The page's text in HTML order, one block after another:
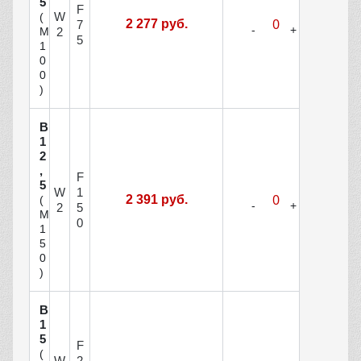
(
М
1
0
0
)
W
2
F
7
5
2 277 руб.
В
1
2
,
5
(
М
1
5
0
)
W
2
F
1
5
0
2 391 руб.
В
1
5
(
F